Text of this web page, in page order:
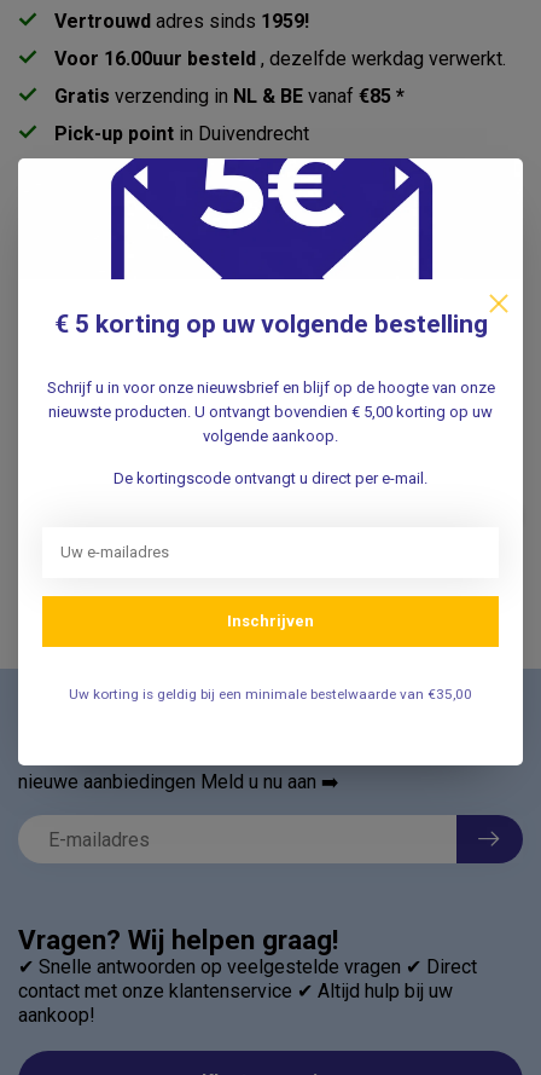
Vertrouwd adres sinds 1959!
Voor 16.00uur besteld , dezelfde werkdag verwerkt.
Gratis verzending in NL & BE vanaf €85 *
Pick-up point in Duivendrecht
Productomschrijving
Specificaties
Gerelateerde producten
WandelWol Lanoline
Vragen? Wij helpen graag!
✔ Snelle antwoorden op veelgestelde vragen ✔ Direct
contact met onze klantenservice ✔ Altijd hulp bij uw
aankoop!
nieuwe aanbiedingen Meld u nu aan ➡️
€ 5 korting op uw volgende bestelling
Schrijf u in voor onze nieuwsbrief en blijf op de hoogte van onze
nieuwste producten. U ontvangt bovendien € 5,00 korting op uw
volgende aankoop.
De kortingscode ontvangt u direct per e-mail.
Inschrijven
Uw korting is geldig bij een minimale bestelwaarde van €35,00